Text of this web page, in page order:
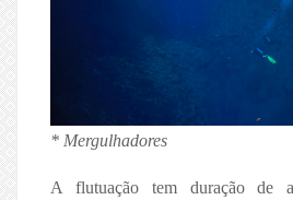
* Mergulhadores
A flutuação tem duração de